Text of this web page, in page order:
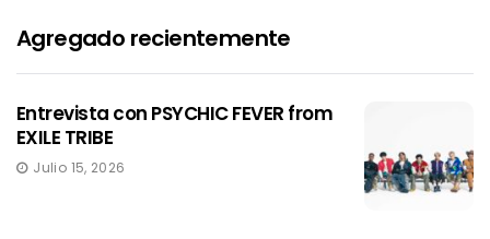
Agregado recientemente
Entrevista con PSYCHIC FEVER from
EXILE TRIBE
Julio 15, 2026